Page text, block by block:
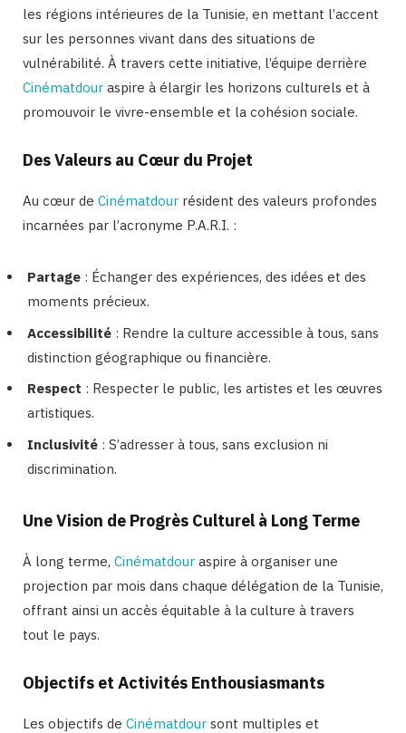
les régions intérieures de la Tunisie, en mettant l’accent
sur les personnes vivant dans des situations de
vulnérabilité. À travers cette initiative, l’équipe derrière
Cinématdour aspire à élargir les horizons culturels et à
promouvoir le vivre-ensemble et la cohésion sociale.
Des Valeurs au Cœur du Projet
Au cœur de Cinématdour résident des valeurs profondes
incarnées par l’acronyme P.A.R.I. :
Partage : Échanger des expériences, des idées et des
moments précieux.
Accessibilité : Rendre la culture accessible à tous, sans
distinction géographique ou financière.
Respect : Respecter le public, les artistes et les œuvres
artistiques.
Inclusivité : S’adresser à tous, sans exclusion ni
discrimination.
Une Vision de Progrès Culturel à Long Terme
À long terme, Cinématdour aspire à organiser une
projection par mois dans chaque délégation de la Tunisie,
offrant ainsi un accès équitable à la culture à travers
tout le pays.
Objectifs et Activités Enthousiasmants
Les objectifs de Cinématdour sont multiples et